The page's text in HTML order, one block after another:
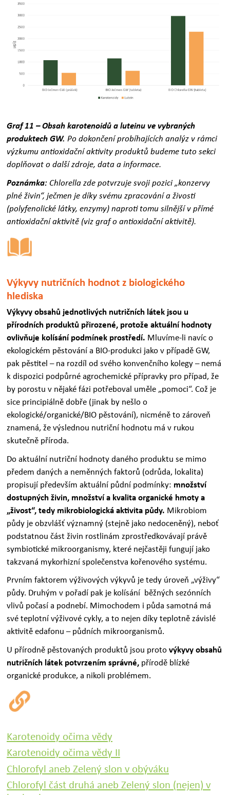
Graf 11 – Obsah karotenoidů a luteinu ve vybraných
produktech GW. Po dokončení probíhajících analýz v rámci
výzkumu antioxidační aktivity produktů budeme tuto sekci
doplňovat o další zdroje, data a informace.
Poznámka: Chlorella zde potvrzuje svoji pozici „konzervy
plné živin“, ječmen je díky svému zpracování a živosti
(polyfenolické látky, enzymy) naproti tomu silnější v přímé
antioxidační aktivitě (viz graf o antioxidační aktivitě).
Výkyvy nutričních hodnot z biologického
hlediska
Výkyvy obsahů jednotlivých nutričních látek jsou u
přírodních produktů přirozené, protože aktuální hodnoty
ovlivňuje kolísání podmínek prostředí. Mluvíme-li navíc o
ekologickém pěstování a BIO-produkci jako v případě GW,
pak pěstitel – na rozdíl od svého konvenčního kolegy – nemá
k dispozici podpůrné agrochemické přípravky pro případ, že
by porostu v nějaké fázi potřeboval uměle „pomoci“. Což je
sice principiálně dobře (jinak by nešlo o
ekologické/organické/BIO pěstování), nicméně to zároveň
znamená, že výslednou nutriční hodnotu má v rukou
skutečně příroda.
Do aktuální nutriční hodnoty daného produktu se mimo
předem daných a neměnných faktorů (odrůda, lokalita)
propisují především aktuální půdní podmínky: množství
dostupných živin, množství a kvalita organické hmoty a
„živost“, tedy mikrobiologická aktivita půdy. Mikrobiom
půdy je obzvlášť významný (stejně jako nedoceněný), neboť
podstatnou část živin rostlinám zprostředkovávají právě
symbiotické mikroorganismy, které nejčastěji fungují jako
takzvaná mykorhizní společenstva kořenového systému.
Prvním faktorem výživových výkyvů je tedy úroveň „výživy“
půdy. Druhým v pořadí pak je kolísání běžných sezónních
vlivů počasí a podnebí. Mimochodem i půda samotná má
své teplotní výživové cykly, a to nejen díky teplotně závislé
aktivitě edafonu – půdních mikroorganismů.
U přírodně pěstovaných produktů jsou proto výkyvy obsahů
nutričních látek potvrzením správné, přírodě blízké
organické produkce, a nikoli problémem.
Karotenoidy očima vědy
Karotenoidy očima vědy II
Chlorofyl aneb Zelený slon v obýváku
Chlorofyl část druhá aneb Zelený slon (nejen) v